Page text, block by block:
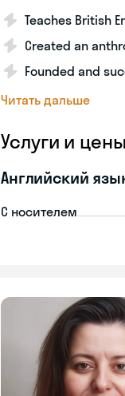
Teaches British
Created an
Founded and
Читать дальше
Услуги и цены
Английский
С носителем